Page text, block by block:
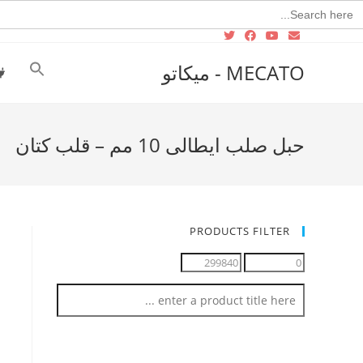
Search
for:
MECATO - ميكاتو
حبل صلب ايطالى 10 مم – قلب كتان
PRODUCTS FILTER